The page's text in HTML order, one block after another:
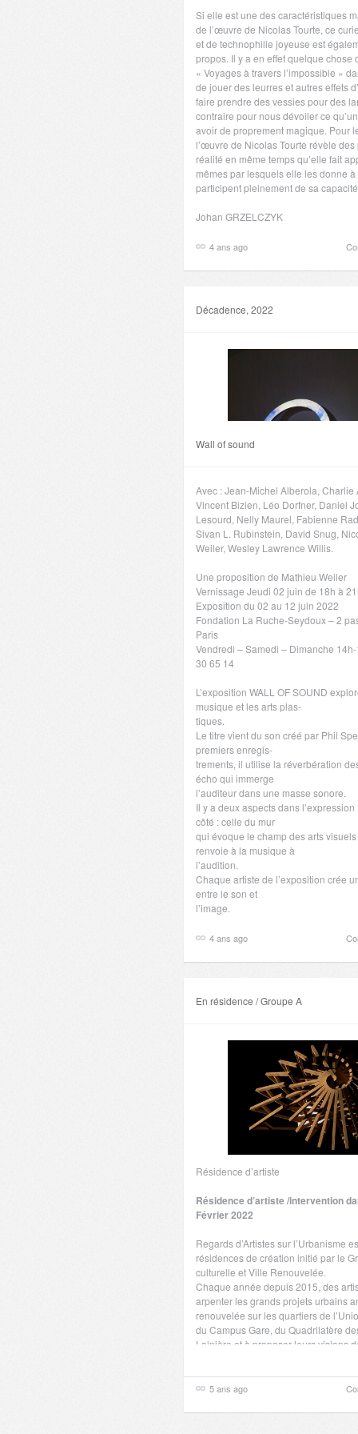
Si elle est une des caractéristiques
de l’œuvre de Nicolas Tourte, ce
et de technophilie joyeuse est
propos. Il y a en effet quelque chose
« Voyages à travers l’impossible »
de jouer des leurres et autres effets
faire prendre des vessies pour des
contraire pour nous dévoiler ce
avoir de proprement magique. Pour
l’œuvre de Nicolas Tourte révèle
réalité en même temps qu’elle fait
mêmes par lesquels elle les donne
participent pleinement de sa
Johan GRZELCZYK
4 ans ago
Décadence, 2022
4 ans ago
Wall of sound
Avec : Jean-Michel Alberola, Charlie
Vincent Bizien, Léo Dorfner, Daniel
Lesourd, Nelly Maurel, Fabienne
Sivan L. Rubinstein, David Snug,
Weiler, Wesley Lawrence Willis.
Une proposition de Mathieu Weiler
Vernissage Jeudi 02 juin de 18h à
Exposition du 02 au 12 juin 2022
Fondation La Ruche-Seydoux – 2
Paris
Vendredi – Samedi – Dimanche
30 65 14
L’exposition WALL OF SOUND
musique et les arts plas-
tiques.
Le titre vient du son créé par Phil
premiers enregis-
trements, il utilise la réverbération
écho qui immerge
l’auditeur dans une masse sonore.
Il y a deux aspects dans
côté : celle du mur
qui évoque le champ des arts
renvoie à la musique à
l’audition.
Chaque artiste de l’exposition crée
entre le son et
l’image.
4 ans ago
En résidence / Groupe A
Résidence d’artiste
Résidence d’artiste /intervention
Février 2022
Regards d’Artistes sur l’Urbanisme
résidences de création initié par le
culturelle et Ville Renouvelée.
Chaque année depuis 2015, des
arpenter les grands projets urbains
renouvelée sur les quartiers de
du Campus Gare, du Quadrilatère
Lainière et à proposer leurs visions
5 ans ago